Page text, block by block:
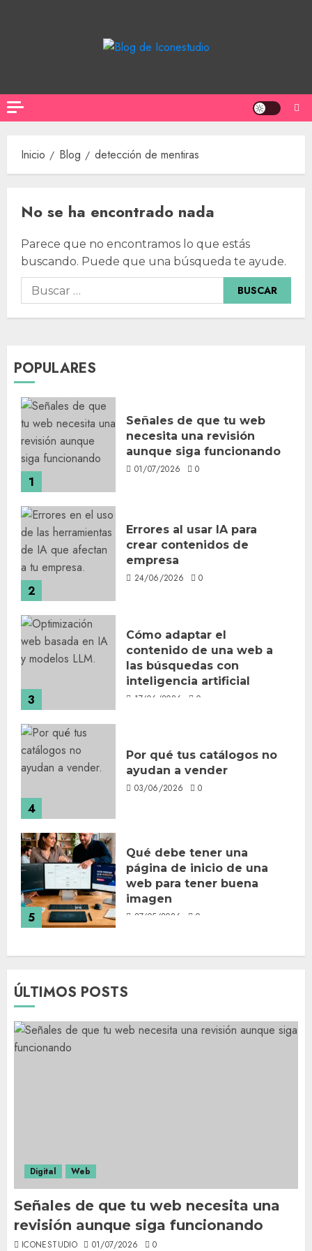
Inicio Blog detección de mentiras
No se ha encontrado nada
Parece que no encontramos lo que estás
buscando. Puede que una búsqueda te ayude.
Buscar:
POPULARES
1
Señales de que tu web
necesita una revisión
aunque siga funcionando
01/07/2026 0
2
Errores al usar IA para
crear contenidos de
empresa
24/06/2026 0
3
Cómo adaptar el
contenido de una web a
las búsquedas con
inteligencia artificial
17/06/2026 0
4
Por qué tus catálogos no
ayudan a vender
03/06/2026 0
5
Qué debe tener una
página de inicio de una
web para tener buena
imagen
27/05/2026 0
ÚLTIMOS POSTS
Digital Web
Señales de que tu web necesita una
revisión aunque siga funcionando
ICONESTUDIO 01/07/2026 0